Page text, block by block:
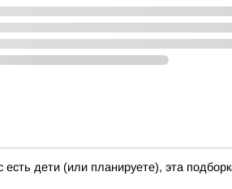
есть дети (или планируете), эта